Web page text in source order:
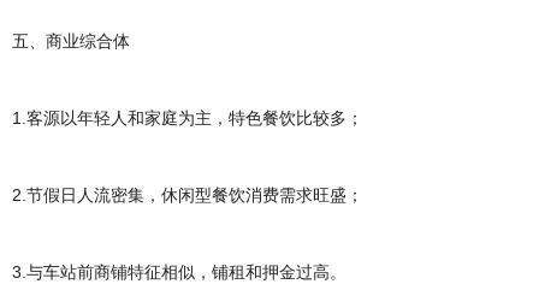
五、商业综合体
1.客源以年轻人和家庭为主，特色餐饮比较多；
2.节假日人流密集，休闲型餐饮消费需求旺盛；
3.与车站前商铺特征相似，铺租和押金过高。